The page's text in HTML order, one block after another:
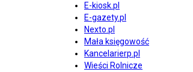
E-kiosk.pl
E-gazety.pl
Nexto.pl
Mała księgowość
Kancelarierp.pl
Wieści Rolnicze